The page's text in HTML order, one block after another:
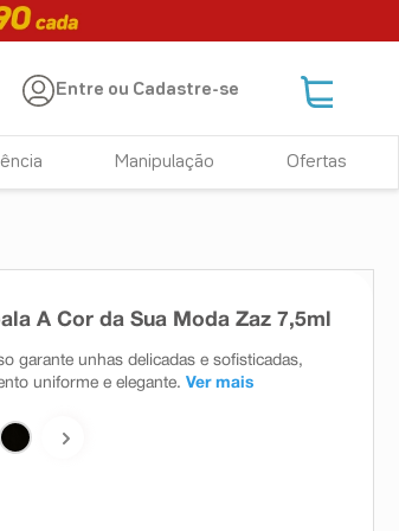
Entre ou Cadastre-se
Manipulação Ofertas
A Cor da Sua Moda Zaz 7,5ml
garante unhas delicadas e sofisticadas,
uniforme e elegante. Ver mais